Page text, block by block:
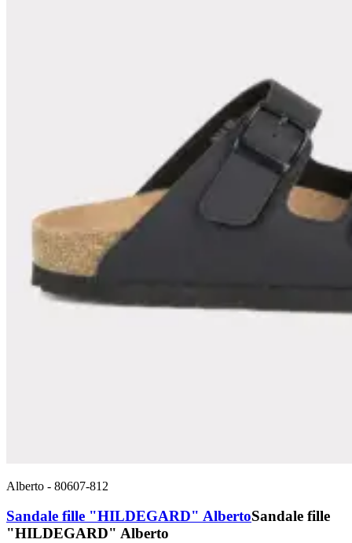
Alberto - 80607-812
Sandale fille "HILDEGARD" AlbertoSandale fille
"HILDEGARD" Alberto